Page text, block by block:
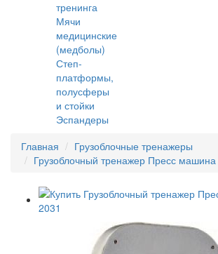
тренинга
Мячи
медицинские
(медболы)
Степ-
платформы,
полусферы
и стойки
Эспандеры
Главная
Грузоблочные тренажеры
Грузоблочный тренажер Пресс машина